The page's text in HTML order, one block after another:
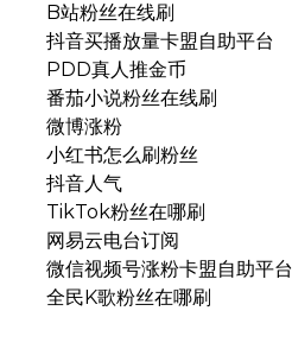
B站粉丝在线刷
抖音买播放量卡盟自助平台
PDD真人推金币
番茄小说粉丝在线刷
微博涨粉
小红书怎么刷粉丝
抖音人气
TikTok粉丝在哪刷
网易云电台订阅
微信视频号涨粉卡盟自助平台
全民K歌粉丝在哪刷